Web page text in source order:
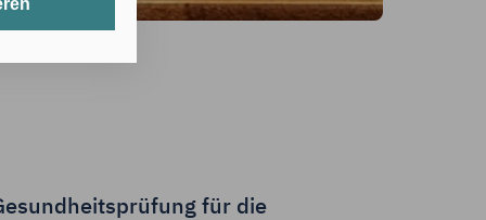
gespeicherte
Zwecken
für die